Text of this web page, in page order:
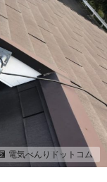
電気べんりドットコム